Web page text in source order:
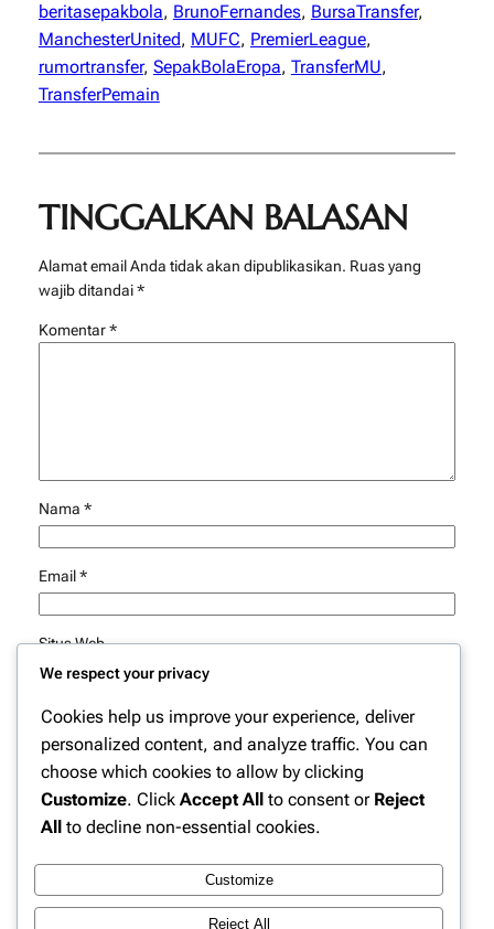
beritasepakbola, BrunoFernandes, BursaTransfer
ManchesterUnited, MUFC, PremierLeague
rumortransfer, SepakBolaEropa, TransferMU
TransferPemain
TINGGALKAN BALASAN
Alamat email Anda tidak akan dipublikasikan. Ruas yang
wajib ditandai*
Komentar*
Nama *
Email*
Situs Web
Simpan nama, email, dan situs web saya pada peramban
ini untuk komentar saya berikutnya.
Instagram
Facebook
X
We respect your privacy
Cookies help us improve your experience, deliver
personalized content, and analyze traffic. You can
choose which cookies to allow by clicking
Customize. Click Accept All to consent or Reject
All to decline non-essential cookies.
Customize
Reject All